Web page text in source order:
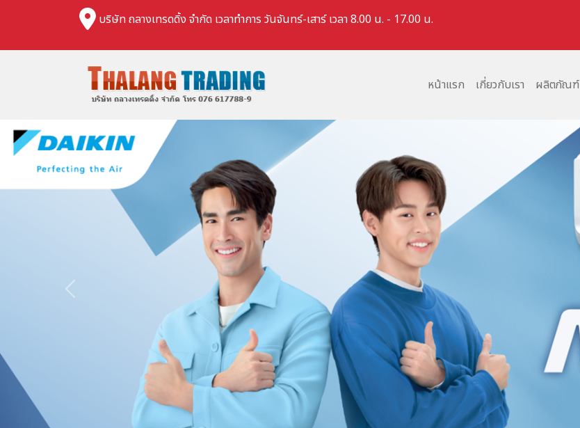
บริษัท ถลางเทรดดิ้ง จำกัด เวลาทำการ วันจันทร์-เสาร์ เวลา 8.00 น. - 17.00 น.
หน้าแรก เกี่ยวกับเรา ผลิตภัณฑ์
Previous